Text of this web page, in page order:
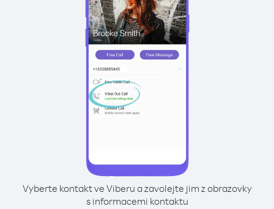
Vyberte kontakt ve Viberu a zavolejte jim z obrazovky
s informacemi kontaktu